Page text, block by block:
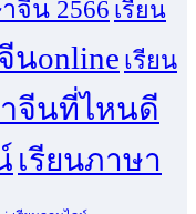
จีน 2566 เรียน
นonline เรียน
จีนที่ไหนดี
เรียนภาษา